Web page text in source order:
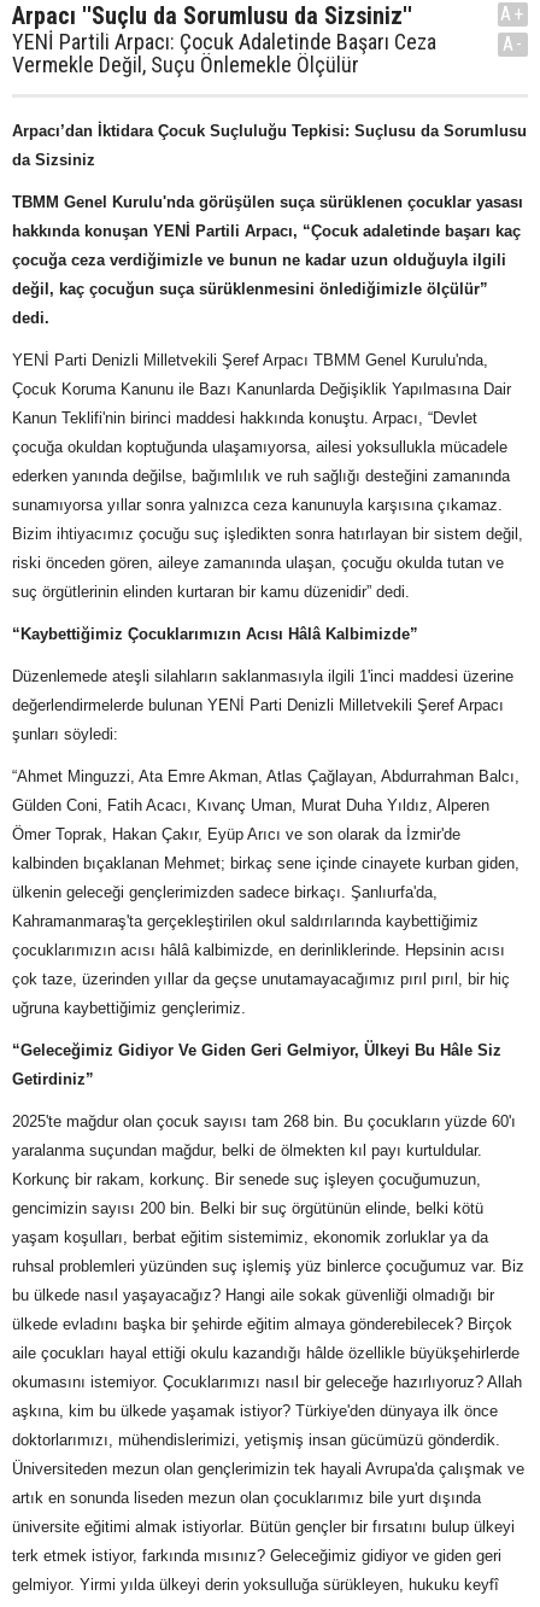
Arpacı ''Suçlu da Sorumlusu da Sizsiniz''
YENİ Partili Arpacı: Çocuk Adaletinde Başarı Ceza
Vermekle Değil, Suçu Önlemekle Ölçülür
A+
A-
Arpacı’dan İktidara Çocuk Suçluluğu Tepkisi: Suçlusu da Sorumlusu
da Sizsiniz
TBMM Genel Kurulu'nda görüşülen suça sürüklenen çocuklar yasası
hakkında konuşan YENİ Partili Arpacı, “Çocuk adaletinde başarı kaç
çocuğa ceza verdiğimizle ve bunun ne kadar uzun olduğuyla ilgili
değil, kaç çocuğun suça sürüklenmesini önlediğimizle ölçülür”
dedi.
YENİ Parti Denizli Milletvekili Şeref Arpacı TBMM Genel Kurulu'nda,
Çocuk Koruma Kanunu ile Bazı Kanunlarda Değişiklik Yapılmasına Dair
Kanun Teklifi'nin birinci maddesi hakkında konuştu. Arpacı, “Devlet
çocuğa okuldan koptuğunda ulaşamıyorsa, ailesi yoksullukla mücadele
ederken yanında değilse, bağımlılık ve ruh sağlığı desteğini zamanında
sunamıyorsa yıllar sonra yalnızca ceza kanunuyla karşısına çıkamaz.
Bizim ihtiyacımız çocuğu suç işledikten sonra hatırlayan bir sistem değil,
riski önceden gören, aileye zamanında ulaşan, çocuğu okulda tutan ve
suç örgütlerinin elinden kurtaran bir kamu düzenidir” dedi.
“Kaybettiğimiz Çocuklarımızın Acısı Hâlâ Kalbimizde”
Düzenlemede ateşli silahların saklanmasıyla ilgili 1'inci maddesi üzerine
değerlendirmelerde bulunan YENİ Parti Denizli Milletvekili Şeref Arpacı
şunları söyledi:
“Ahmet Minguzzi, Ata Emre Akman, Atlas Çağlayan, Abdurrahman Balcı,
Gülden Coni, Fatih Acacı, Kıvanç Uman, Murat Duha Yıldız, Alperen
Ömer Toprak, Hakan Çakır, Eyüp Arıcı ve son olarak da İzmir'de
kalbinden bıçaklanan Mehmet; birkaç sene içinde cinayete kurban giden,
ülkenin geleceği gençlerimizden sadece birkaçı. Şanlıurfa'da,
Kahramanmaraş'ta gerçekleştirilen okul saldırılarında kaybettiğimiz
çocuklarımızın acısı hâlâ kalbimizde, en derinliklerinde. Hepsinin acısı
çok taze, üzerinden yıllar da geçse unutamayacağımız pırıl pırıl, bir hiç
uğruna kaybettiğimiz gençlerimiz.
“Geleceğimiz Gidiyor Ve Giden Geri Gelmiyor, Ülkeyi Bu Hâle Siz
Getirdiniz”
2025'te mağdur olan çocuk sayısı tam 268 bin. Bu çocukların yüzde 60'ı
yaralanma suçundan mağdur, belki de ölmekten kıl payı kurtuldular.
Korkunç bir rakam, korkunç. Bir senede suç işleyen çocuğumuzun,
gencimizin sayısı 200 bin. Belki bir suç örgütünün elinde, belki kötü
yaşam koşulları, berbat eğitim sistemimiz, ekonomik zorluklar ya da
ruhsal problemleri yüzünden suç işlemiş yüz binlerce çocuğumuz var. Biz
bu ülkede nasıl yaşayacağız? Hangi aile sokak güvenliği olmadığı bir
ülkede evladını başka bir şehirde eğitim almaya gönderebilecek? Birçok
aile çocukları hayal ettiği okulu kazandığı hâlde özellikle büyükşehirlerde
okumasını istemiyor. Çocuklarımızı nasıl bir geleceğe hazırlıyoruz? Allah
aşkına, kim bu ülkede yaşamak istiyor? Türkiye'den dünyaya ilk önce
doktorlarımızı, mühendislerimizi, yetişmiş insan gücümüzü gönderdik.
Üniversiteden mezun olan gençlerimizin tek hayali Avrupa'da çalışmak ve
artık en sonunda liseden mezun olan çocuklarımız bile yurt dışında
üniversite eğitimi almak istiyorlar. Bütün gençler bir fırsatını bulup ülkeyi
terk etmek istiyor, farkında mısınız? Geleceğimiz gidiyor ve giden geri
gelmiyor. Yirmi yılda ülkeyi derin yoksulluğa sürükleyen, hukuku keyfî